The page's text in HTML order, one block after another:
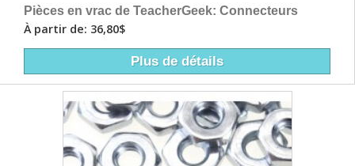
Pièces en vrac de TeacherGeek: Connecteurs
À partir de: 36,80$
Plus de détails